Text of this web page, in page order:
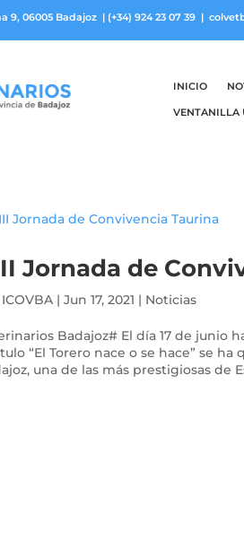
9, 06005 Badajoz | (+34) 924 23 07 39 |
INICIO
VENTANILLA
Jornada de
ICOVBA |Jun 17, 2021 | Noticias
Badajoz# El día 17 de junio
“El Torero nace o se hace” se
una de las más prestigiosas de